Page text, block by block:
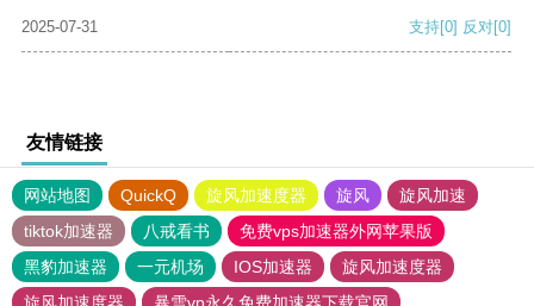
2025-07-31 支持[0] 反对[0]
友情链接
网站地图 QuickQ 旋风加速度器 旋风
旋风加速
tiktok加速器
八戒看书
免费vps加速器外网苹果版
黑豹加速器
一元机场 IOS加速器
旋风加速度器